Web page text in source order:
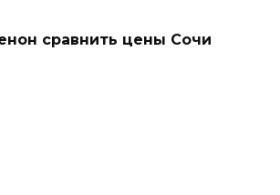
сравнить цены Сочи